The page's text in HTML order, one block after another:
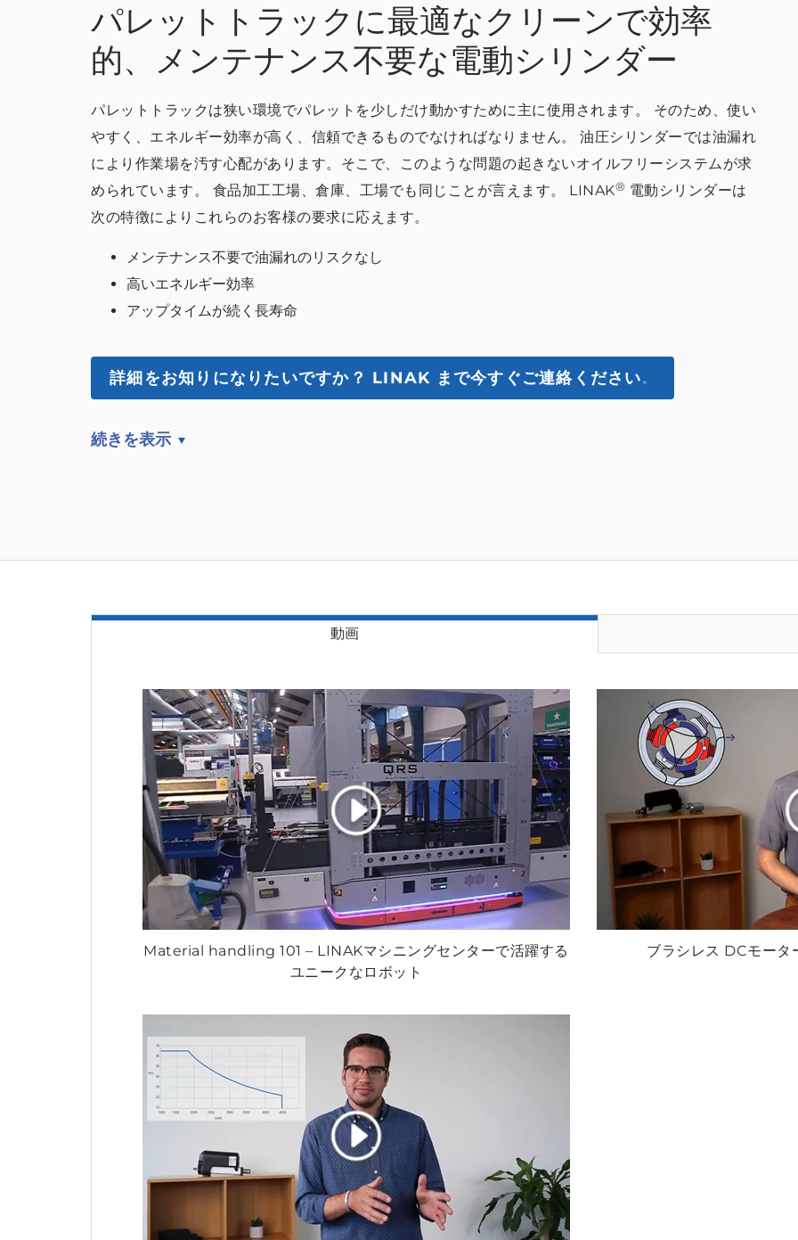
パレットトラックに最適なクリーンで効率
的、メンテナンス不要な電動シリンダー
パレットトラックは狭い環境でパレットを少しだけ動かすために主に使用されます。 そのため、使い
やすく、エネルギー効率が高く、信頼できるものでなければなりません。 油圧シリンダーでは油漏れ
により作業場を汚す心配があります。そこで、このような問題の起きないオイルフリーシステムが求
められています。 食品加工工場、倉庫、工場でも同じことが言えます。 LINAK® 電動シリンダーは
次の特徴によりこれらのお客様の要求に応えます。
メンテナンス不要で油漏れのリスクなし
高いエネルギー効率
アップタイムが続く長寿命
詳細をお知りになりたいですか？ LINAK まで今すぐご連絡ください。
続きを表示
動画
Material handling 101 – LINAKマシニングセンターで活躍する
ユニークなロボット
ブラシレス DCモー